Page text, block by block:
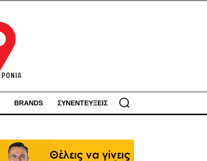
BRANDS ΣΥΝΕΝΤΕΥΞΕΙΣ